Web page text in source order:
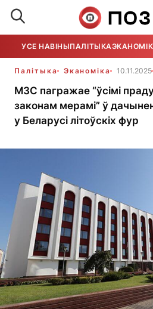
УСЕ НАВІНЫПАЛІТЫКА
Палітыка Эканоміка 10.11.2025
МЗС пагражае “ўсімі
законам мерамі” ў
у Беларусі літоўскіх фур